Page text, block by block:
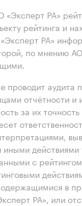
«Эксперт РА»
рейтинга и
РА»
по мнению
проводит аудита
отчётности и
за их
действиями
с
в
РА», или